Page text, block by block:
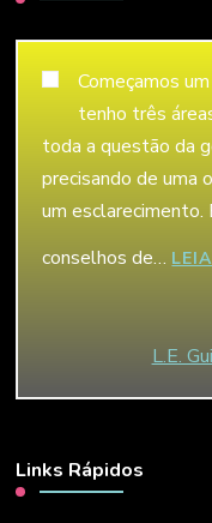
Começamos
tenho três
toda a questão da
precisando de uma
um esclarecimento.
conselhos de…
L.E.
Links Rápidos